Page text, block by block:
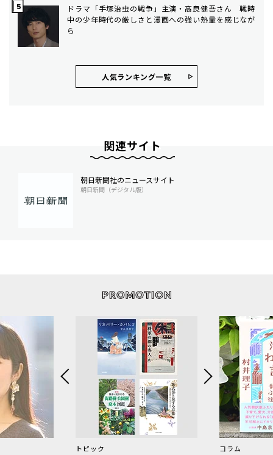
ドラマ「手塚治虫の戦争」主演・高良健吾さん 戦時
中の少年時代の厳しさと漫画への強い熱量を感じなが
ら
人気ランキング⼀覧
関連サイト
朝日新聞社のニュースサイト
朝日新聞（デジタル版）
トピック コラム